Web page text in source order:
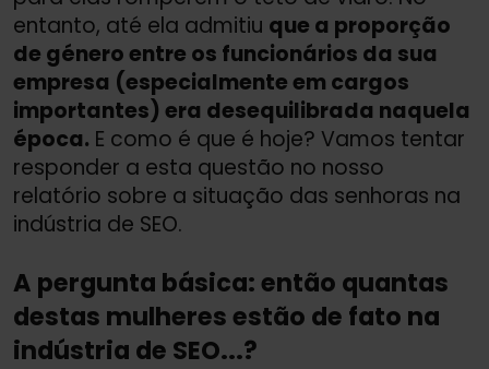
entanto, até ela admitiu que a proporção
de género entre os funcionários da sua
empresa (especialmente em cargos
importantes) era desequilibrada naquela
época. E como é que é hoje? Vamos tentar
responder a esta questão no nosso
relatório sobre a situação das senhoras na
indústria de SEO.
A pergunta básica: então quantas
destas mulheres estão de fato na
indústria de SEO...?